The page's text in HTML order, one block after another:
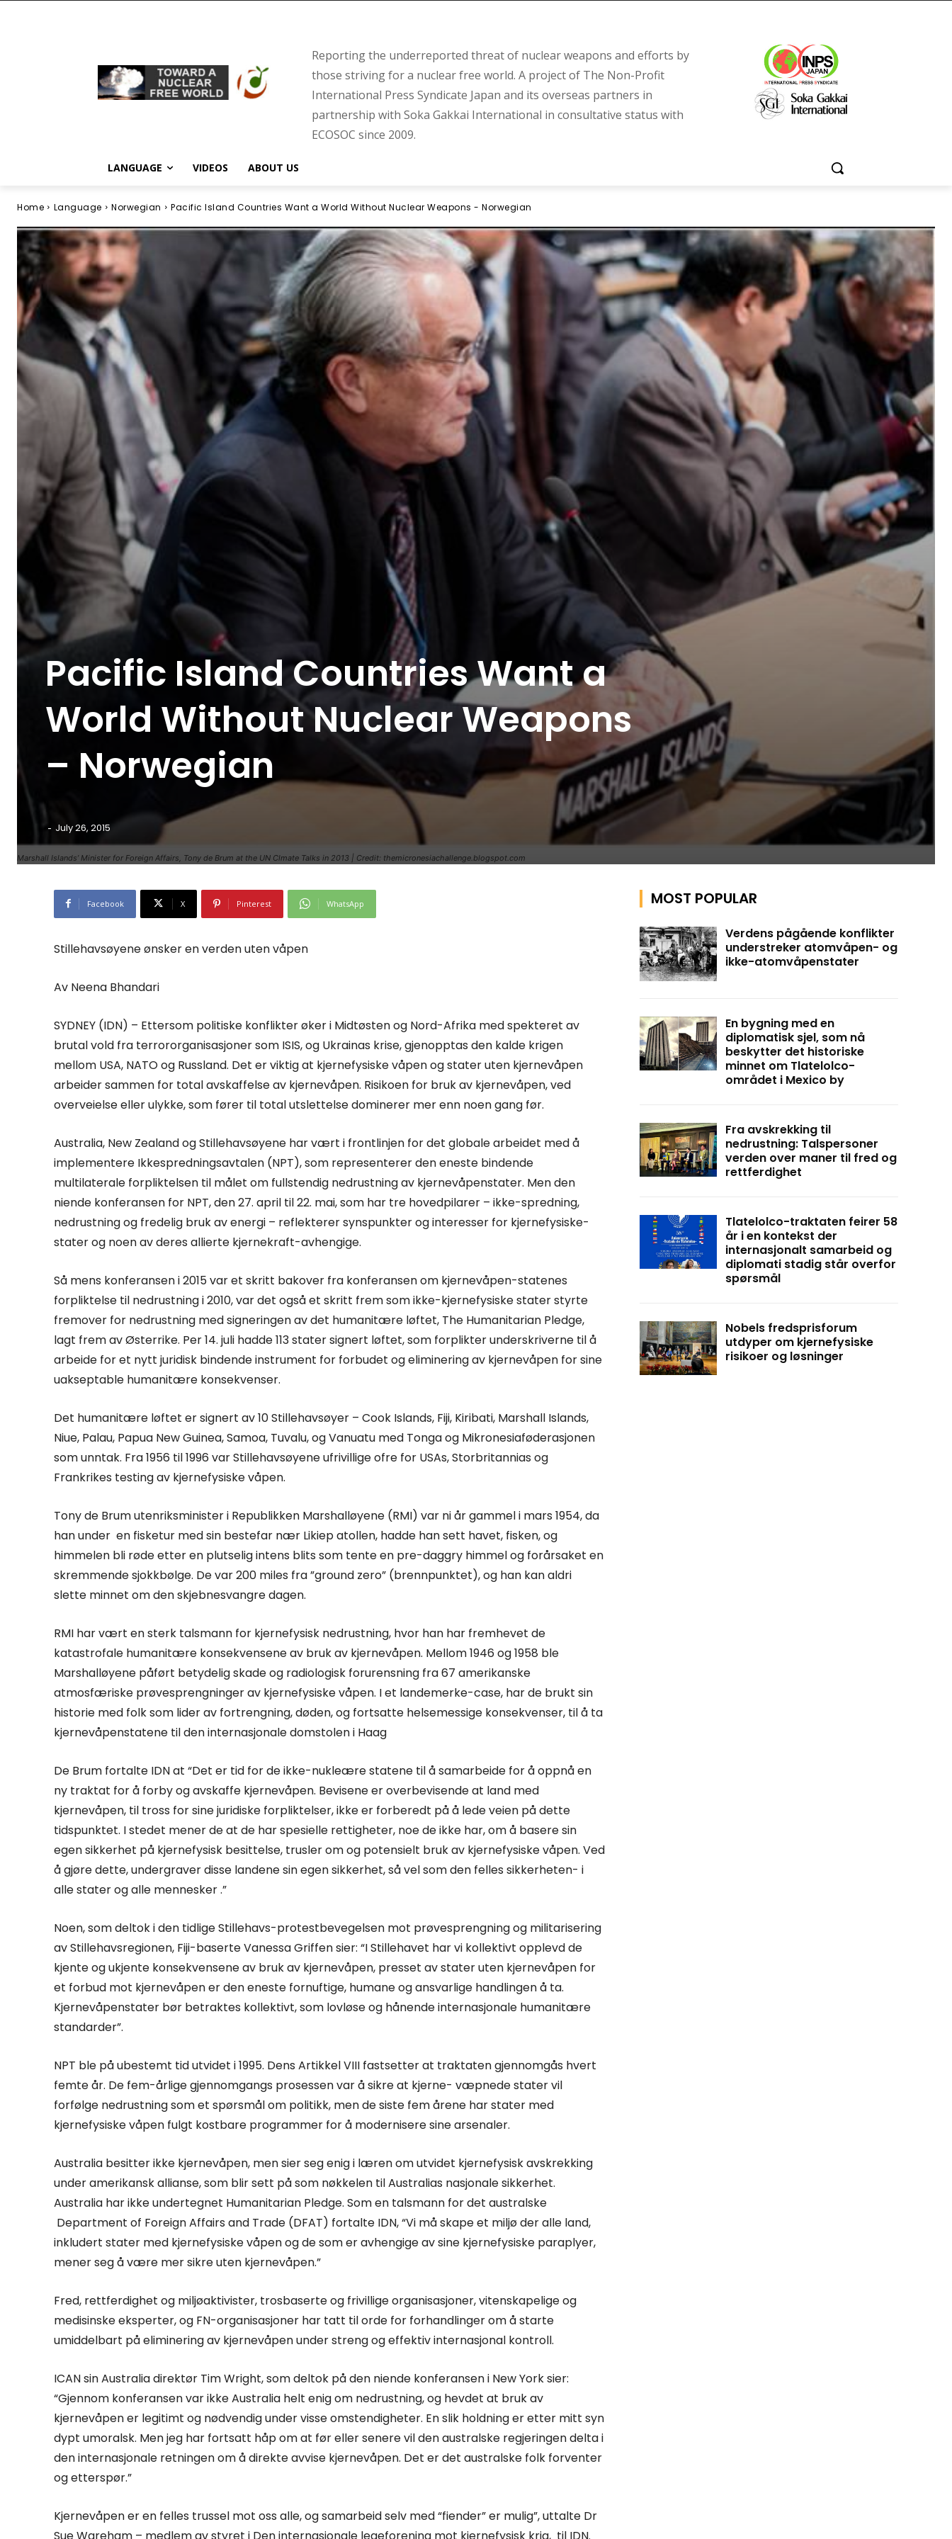
Reporting the underreported threat of nuclear weapons and efforts by
those striving for a nuclear free world. A project of The Non-Profit
International Press Syndicate Japan and its overseas partners in
partnership with Soka Gakkai International in consultative status with
ECOSOC since 2009.
LANGUAGE VIDEOS ABOUT US
Home Language Norwegian Pacific Island Countries Want a World Without Nuclear Weapons - Norwegian
Marshall Islands’ Minister for Foreign Affairs, Tony de Brum at the UN Clmate Talks in 2013 | Credit: themicronesiachallenge.blogspot.com
Pacific Island Countries Want a
World Without Nuclear Weapons
– Norwegian
- July 26, 2015
Facebook X Pinterest WhatsApp
Stillehavsøyene ønsker en verden uten våpen
Av Neena Bhandari
SYDNEY (IDN) – Ettersom politiske konflikter øker i Midtøsten og Nord-Afrika med spekteret av
brutal vold fra terrororganisasjoner som ISIS, og Ukrainas krise, gjenopptas den kalde krigen
mellom USA, NATO og Russland. Det er viktig at kjernefysiske våpen og stater uten kjernevåpen
arbeider sammen for total avskaffelse av kjernevåpen. Risikoen for bruk av kjernevåpen, ved
overveielse eller ulykke, som fører til total utslettelse dominerer mer enn noen gang før.
Australia, New Zealand og Stillehavsøyene har vært i frontlinjen for det globale arbeidet med å
implementere Ikkespredningsavtalen (NPT), som representerer den eneste bindende
multilaterale forpliktelsen til målet om fullstendig nedrustning av kjernevåpenstater. Men den
niende konferansen for NPT, den 27. april til 22. mai, som har tre hovedpilarer – ikke-spredning,
nedrustning og fredelig bruk av energi – reflekterer synspunkter og interesser for kjernefysiske-
stater og noen av deres allierte kjernekraft-avhengige.
Så mens konferansen i 2015 var et skritt bakover fra konferansen om kjernevåpen-statenes
forpliktelse til nedrustning i 2010, var det også et skritt frem som ikke-kjernefysiske stater styrte
fremover for nedrustning med signeringen av det humanitære løftet, The Humanitarian Pledge,
lagt frem av Østerrike. Per 14. juli hadde 113 stater signert løftet, som forplikter underskriverne til å
arbeide for et nytt juridisk bindende instrument for forbudet og eliminering av kjernevåpen for sine
uakseptable humanitære konsekvenser.
Det humanitære løftet er signert av 10 Stillehavsøyer – Cook Islands, Fiji, Kiribati, Marshall Islands,
Niue, Palau, Papua New Guinea, Samoa, Tuvalu, og Vanuatu med Tonga og Mikronesiaføderasjonen
som unntak. Fra 1956 til 1996 var Stillehavsøyene ufrivillige ofre for USAs, Storbritannias og
Frankrikes testing av kjernefysiske våpen.
Tony de Brum utenriksminister i Republikken Marshalløyene (RMI) var ni år gammel i mars 1954, da
han under en fisketur med sin bestefar nær Likiep atollen, hadde han sett havet, fisken, og
himmelen bli røde etter en plutselig intens blits som tente en pre-daggry himmel og forårsaket en
skremmende sjokkbølge. De var 200 miles fra ”ground zero” (brennpunktet), og han kan aldri
slette minnet om den skjebnesvangre dagen.
RMI har vært en sterk talsmann for kjernefysisk nedrustning, hvor han har fremhevet de
katastrofale humanitære konsekvensene av bruk av kjernevåpen. Mellom 1946 og 1958 ble
Marshalløyene påført betydelig skade og radiologisk forurensning fra 67 amerikanske
atmosfæriske prøvesprengninger av kjernefysiske våpen. I et landemerke-case, har de brukt sin
historie med folk som lider av fortrengning, døden, og fortsatte helsemessige konsekvenser, til å ta
kjernevåpenstatene til den internasjonale domstolen i Haag
De Brum fortalte IDN at “Det er tid for de ikke-nukleære statene til å samarbeide for å oppnå en
ny traktat for å forby og avskaffe kjernevåpen. Bevisene er overbevisende at land med
kjernevåpen, til tross for sine juridiske forpliktelser, ikke er forberedt på å lede veien på dette
tidspunktet. I stedet mener de at de har spesielle rettigheter, noe de ikke har, om å basere sin
egen sikkerhet på kjernefysisk besittelse, trusler om og potensielt bruk av kjernefysiske våpen. Ved
å gjøre dette, undergraver disse landene sin egen sikkerhet, så vel som den felles sikkerheten- i
alle stater og alle mennesker .”
Noen, som deltok i den tidlige Stillehavs-protestbevegelsen mot prøvesprengning og militarisering
av Stillehavsregionen, Fiji-baserte Vanessa Griffen sier: “I Stillehavet har vi kollektivt opplevd de
kjente og ukjente konsekvensene av bruk av kjernevåpen, presset av stater uten kjernevåpen for
et forbud mot kjernevåpen er den eneste fornuftige, humane og ansvarlige handlingen å ta.
Kjernevåpenstater bør betraktes kollektivt, som lovløse og hånende internasjonale humanitære
standarder”.
NPT ble på ubestemt tid utvidet i 1995. Dens Artikkel VIII fastsetter at traktaten gjennomgås hvert
femte år. De fem-årlige gjennomgangs prosessen var å sikre at kjerne- væpnede stater vil
forfølge nedrustning som et spørsmål om politikk, men de siste fem årene har stater med
kjernefysiske våpen fulgt kostbare programmer for å modernisere sine arsenaler.
Australia besitter ikke kjernevåpen, men sier seg enig i læren om utvidet kjernefysisk avskrekking
under amerikansk allianse, som blir sett på som nøkkelen til Australias nasjonale sikkerhet.
Australia har ikke undertegnet Humanitarian Pledge. Som en talsmann for det australske
Department of Foreign Affairs and Trade (DFAT) fortalte IDN, “Vi må skape et miljø der alle land,
inkludert stater med kjernefysiske våpen og de som er avhengige av sine kjernefysiske paraplyer,
mener seg å være mer sikre uten kjernevåpen.”
Fred, rettferdighet og miljøaktivister, trosbaserte og frivillige organisasjoner, vitenskapelige og
medisinske eksperter, og FN-organisasjoner har tatt til orde for forhandlinger om å starte
umiddelbart på eliminering av kjernevåpen under streng og effektiv internasjonal kontroll.
ICAN sin Australia direktør Tim Wright, som deltok på den niende konferansen i New York sier:
“Gjennom konferansen var ikke Australia helt enig om nedrustning, og hevdet at bruk av
kjernevåpen er legitimt og nødvendig under visse omstendigheter. En slik holdning er etter mitt syn
dypt umoralsk. Men jeg har fortsatt håp om at før eller senere vil den australske regjeringen delta i
den internasjonale retningen om å direkte avvise kjernevåpen. Det er det australske folk forventer
og etterspør.”
Kjernevåpen er en felles trussel mot oss alle, og samarbeid selv med “fiender” er mulig”, uttalte Dr
Sue Wareham – medlem av styret i Den internasjonale legeforening mot kjernefysisk krig, til IDN.
MOST POPULAR
Verdens pågående konflikter
understreker atomvåpen- og
ikke-atomvåpenstater
En bygning med en
diplomatisk sjel, som nå
beskytter det historiske
minnet om Tlatelolco-
området i Mexico by
Fra avskrekking til
nedrustning: Talspersoner
verden over maner til fred og
rettferdighet
Tlatelolco-traktaten feirer 58
år i en kontekst der
internasjonalt samarbeid og
diplomati stadig står overfor
spørsmål
Nobels fredsprisforum
utdyper om kjernefysiske
risikoer og løsninger